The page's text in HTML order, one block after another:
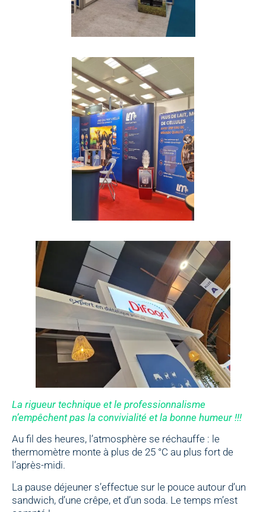
La rigueur technique et le professionnalisme
n’empêchent pas la convivialité et la bonne humeur !!!
Au fil des heures, l’atmosphère se réchauffe : le
thermomètre monte à plus de 25 °C au plus fort de
l’après-midi.
La pause déjeuner s’effectue sur le pouce autour d’un
sandwich, d’une crêpe, et d’un soda. Le temps m’est